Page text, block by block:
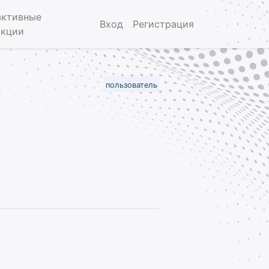
Вход Регистрация
пользователь